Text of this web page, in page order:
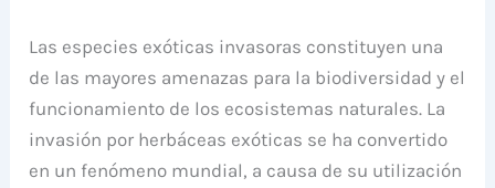
Las especies exóticas invasoras constituyen una
de las mayores amenazas para la biodiversidad y el
funcionamiento de los ecosistemas naturales. La
invasión por herbáceas exóticas se ha convertido
en un fenómeno mundial, a causa de su utilización